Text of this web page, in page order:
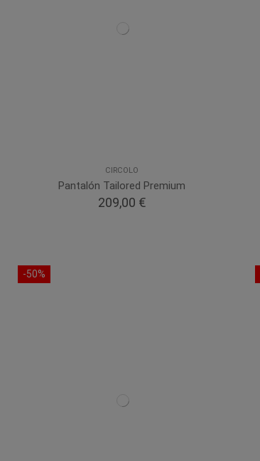
CIRCOLO
Pantalón Tailored Premium
209,00 €
-50%